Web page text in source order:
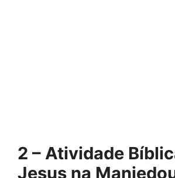
2 – Atividade
Jesus na